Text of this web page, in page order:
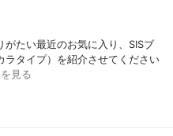
たい最近のお気に入り、SISブ
ラタイプ）を紹介させてください
見る